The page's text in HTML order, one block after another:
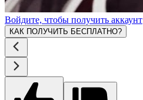
Войдите, чтобы получить аккаунт
КАК ПОЛУЧИТЬ БЕСПЛАТНО?